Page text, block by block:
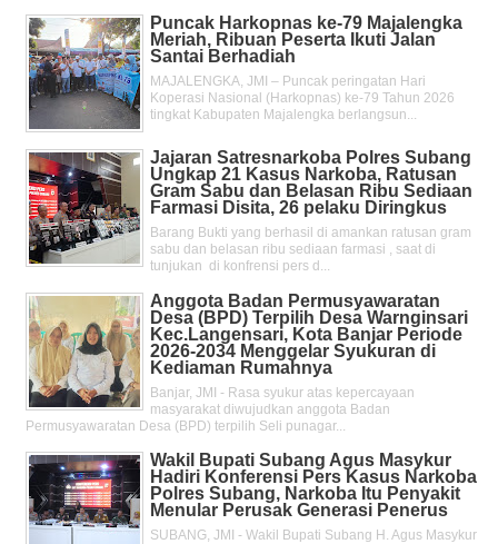
Puncak Harkopnas ke-79 Majalengka
Meriah, Ribuan Peserta Ikuti Jalan
Santai Berhadiah
MAJALENGKA, JMI – Puncak peringatan Hari
Koperasi Nasional (Harkopnas) ke-79 Tahun 2026
tingkat Kabupaten Majalengka berlangsun...
Jajaran Satresnarkoba Polres Subang
Ungkap 21 Kasus Narkoba, Ratusan
Gram Sabu dan Belasan Ribu Sediaan
Farmasi Disita, 26 pelaku Diringkus
Barang Bukti yang berhasil di amankan ratusan gram
sabu dan belasan ribu sediaan farmasi , saat di
tunjukan di konfrensi pers d...
Anggota Badan Permusyawaratan
Desa (BPD) Terpilih Desa Warnginsari
Kec.Langensari, Kota Banjar Periode
2026-2034 Menggelar Syukuran di
Kediaman Rumahnya
Banjar, JMI - Rasa syukur atas kepercayaan
masyarakat diwujudkan anggota Badan
Permusyawaratan Desa (BPD) terpilih Seli punagar...
Wakil Bupati Subang Agus Masykur
Hadiri Konferensi Pers Kasus Narkoba
Polres Subang, Narkoba Itu Penyakit
Menular Perusak Generasi Penerus
SUBANG, JMI - Wakil Bupati Subang H. Agus Masykur